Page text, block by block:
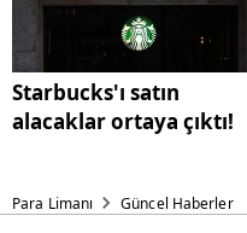
Starbucks'ı satın
alacaklar ortaya çıktı!
Para Limanı Güncel Haberler